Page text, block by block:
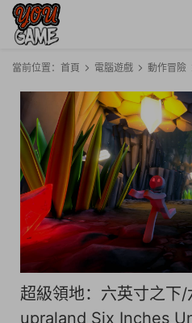
當前位置： 首頁 電腦遊戲 動作冒險
超級領地：六英寸之下
upraland Six Inches